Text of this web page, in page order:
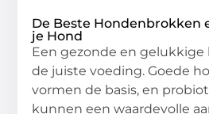
De Beste Hondenbrokken
je Hond
Een gezonde en
de juiste voeding. Goede
vormen de basis, en
kunnen een waardevolle